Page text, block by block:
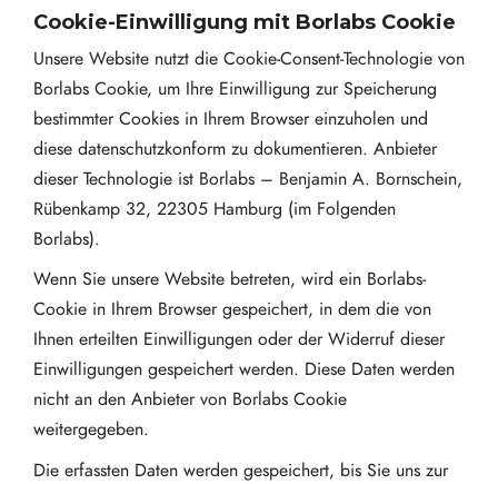
Cookie-Einwilligung mit Borlabs Cookie
Unsere Website nutzt die Cookie-Consent-Technologie von
Borlabs Cookie, um Ihre Einwilligung zur Speicherung
bestimmter Cookies in Ihrem Browser einzuholen und
diese datenschutzkonform zu dokumentieren. Anbieter
dieser Technologie ist Borlabs – Benjamin A. Bornschein,
Rübenkamp 32, 22305 Hamburg (im Folgenden
Borlabs).
Wenn Sie unsere Website betreten, wird ein Borlabs-
Cookie in Ihrem Browser gespeichert, in dem die von
Ihnen erteilten Einwilligungen oder der Widerruf dieser
Einwilligungen gespeichert werden. Diese Daten werden
nicht an den Anbieter von Borlabs Cookie
weitergegeben.
Die erfassten Daten werden gespeichert, bis Sie uns zur